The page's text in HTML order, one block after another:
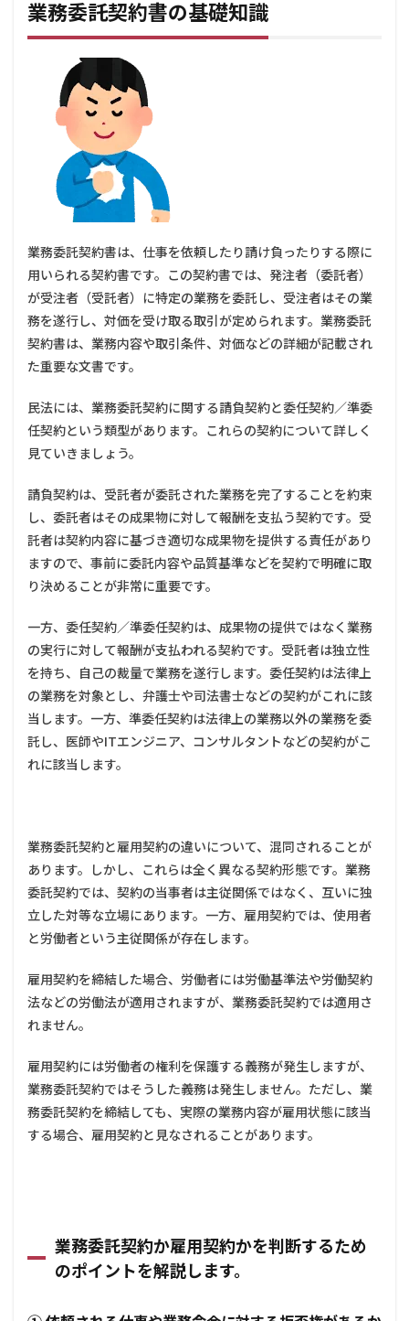
か雇
用契
約か
を判
断す
るた
めの
ポイ
ント
を解
説し
す。
① 依頼
される
業務命
令に対
する拒
否権が
あるか
② 仕事
におい
て事業
を受け
るかど
うか
2.1.3
③ 仕事
の遂行
ついて
事業者
接指示
を受け
るかど
うか
2.1.4
④ 労働
定され
ている
かどう
か
3
業務
書を
作成
する
際の
3.1.1
託業務
の内容
酬）**
3.1.3
業務委託契約書の基礎知識
業務委託契約書は、仕事を依頼したり請け負ったりする際に
用いられる契約書です。この契約書では、発注者（委託者）
が受注者（受託者）に特定の業務を委託し、受注者はその業
務を遂行し、対価を受け取る取引が定められます。業務委託
契約書は、業務内容や取引条件、対価などの詳細が記載され
た重要な文書です。
民法には、業務委託契約に関する請負契約と委任契約／準委
任契約という類型があります。これらの契約について詳しく
見ていきましょう。
請負契約は、受託者が委託された業務を完了することを約束
し、委託者はその成果物に対して報酬を支払う契約です。受
託者は契約内容に基づき適切な成果物を提供する責任があり
ますので、事前に委託内容や品質基準などを契約で明確に取
り決めることが非常に重要です。
一方、委任契約／準委任契約は、成果物の提供ではなく業務
の実行に対して報酬が支払われる契約です。受託者は独立性
を持ち、自己の裁量で業務を遂行します。委任契約は法律上
の業務を対象とし、弁護士や司法書士などの契約がこれに該
当します。一方、準委任契約は法律上の業務以外の業務を委
託し、医師やITエンジニア、コンサルタントなどの契約がこ
れに該当します。
業務委託契約と雇用契約の違いについて、混同されることが
あります。しかし、これらは全く異なる契約形態です。業務
委託契約では、契約の当事者は主従関係ではなく、互いに独
立した対等な立場にあります。一方、雇用契約では、使用者
と労働者という主従関係が存在します。
雇用契約を締結した場合、労働者には労働基準法や労働契約
法などの労働法が適用されますが、業務委託契約では適用さ
れません。
雇用契約には労働者の権利を保護する義務が発生しますが、
業務委託契約ではそうした義務は発生しません。ただし、業
務委託契約を締結しても、実際の業務内容が雇用状態に該当
する場合、雇用契約と見なされることがあります。
業務委託契約か雇用契約かを判断するため
のポイントを解説します。